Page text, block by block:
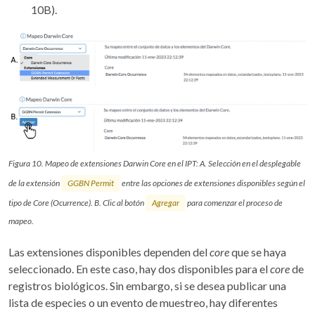
10B).
Figura 10. Mapeo de extensiones Darwin Core en el IPT: A. Selección en el desplegable
de la extensión
GGBN Permit
entre las opciones de extensiones disponibles según el
tipo de Core (Ocurrence). B. Clic al botón
Agregar
para comenzar el proceso de
mapeo.
Las extensiones disponibles dependen delcoreque se haya
seleccionado. En este caso, hay dos disponibles para elcorede
registros biológicos. Sin embargo, si se desea publicar una
lista de especies o un evento de muestreo, hay diferentes